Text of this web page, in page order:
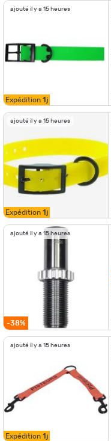
ajouté il y a 15 heures
Expédition 1j
ajouté il y a 15 heures
Expédition 1j
ajouté il y a 15 heures
-38%
ajouté il y a 15 heures
Expédition 1j